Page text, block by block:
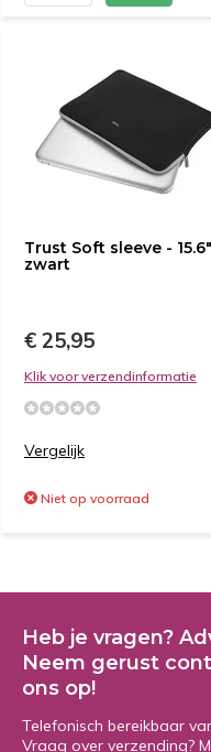
Trust Soft sleeve -
zwart
€ 25,95
Klik voor verzendinformatie
Vergelijk
Niet op voorraad
Heb je vragen?
Neem gerust
ons op!
Telefonisch bereikbaar
Vraag over verzending?